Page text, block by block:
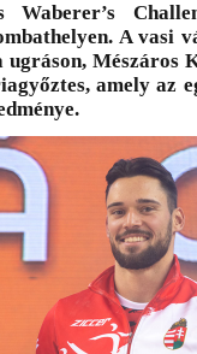
Waberer’s
A vasi
Mészáros
amely az